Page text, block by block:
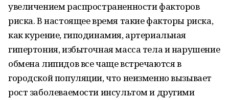
увеличением распространенности факторов
риска. В настоящее время такие факторы риска,
как курение, гиподинамия, артериальная
гипертония, избыточная масса тела и нарушение
обмена липидов все чаще встречаются в
городской популяции, что неизменно вызывает
рост заболеваемости инсультом и другими